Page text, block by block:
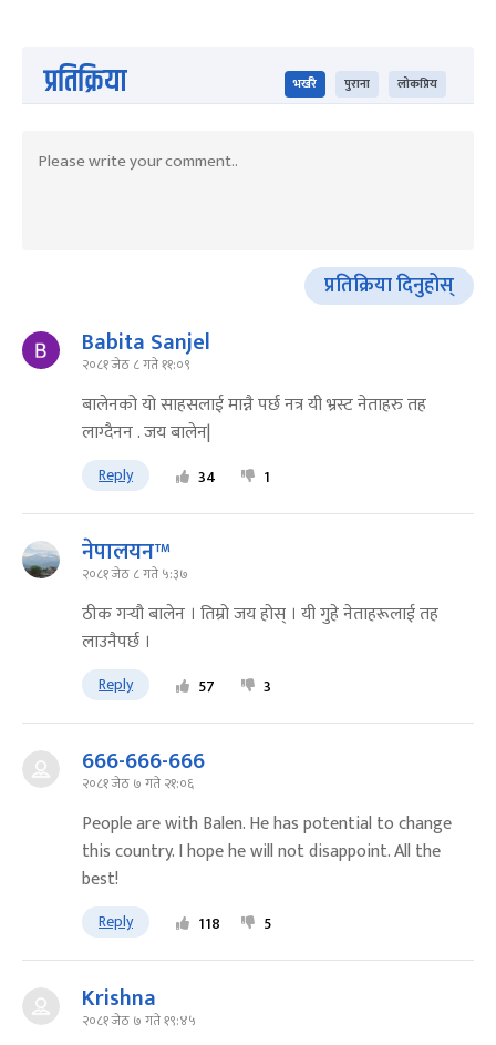
प्रतिक्रिया भर्खरै पुराना लोकप्रिय
प्रतिक्रिया दिनुहोस्
Babita Sanjel
२०८१ जेठ ८ गते ११:०९
बालेनको यो साहसलाई मान्नै पर्छ नत्र यी भ्रस्ट नेताहरु तह
लाग्दैनन . जय बालेन|
Reply 34 1
नेपालयन™
२०८१ जेठ ८ गते ५:३७
ठीक गर्‍यौ बालेन । तिम्रो जय होस् । यी गुहे नेताहरूलाई तह
लाउनैपर्छ ।
Reply 57 3
666-666-666
२०८१ जेठ ७ गते २१:०६
People are with Balen. He has potential to change
this country. I hope he will not disappoint. All the
best!
Reply 118 5
Krishna
२०८१ जेठ ७ गते १९:४५